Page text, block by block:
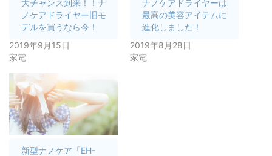
大チャンス到来！！ナ
ノケアドライヤー旧モ
デルを買うなら今！
2019年9月15日
家電
ナノケアドライヤーは
最高の美容アイテムに
進化しました！
2019年8月28日
家電
新型ナノケア「EH-